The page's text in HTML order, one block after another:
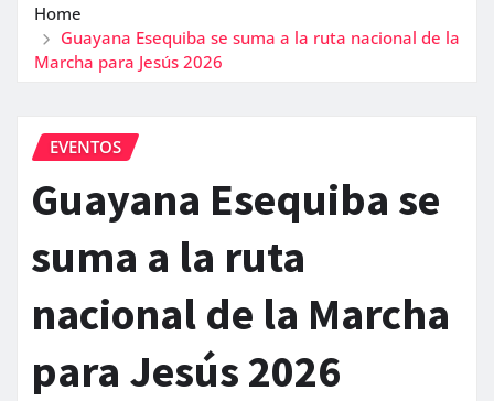
Home
Guayana Esequiba se suma a la ruta nacional de la
Marcha para Jesús 2026
EVENTOS
Guayana Esequiba se
suma a la ruta
nacional de la Marcha
para Jesús 2026